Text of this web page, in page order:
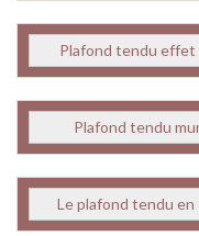
Plafond tendu effet
Plafond tendu
Le plafond tendu en